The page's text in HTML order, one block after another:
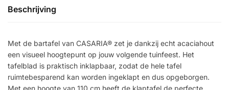
Beschrijving
Met de bartafel van CASARIA® zet je dankzij echt acaciahout
een visueel hoogtepunt op jouw volgende tuinfeest. Het
tafelblad is praktisch inklapbaar, zodat de hele tafel
ruimtebesparend kan worden ingeklapt en dus opgeborgen.
Met een hoogte van 110 cm heeft de klaptafel de perfecte